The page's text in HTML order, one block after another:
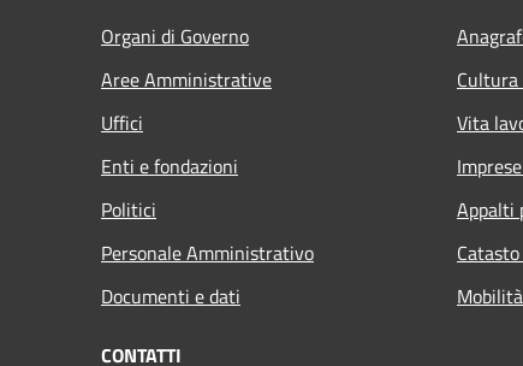
Organi di Governo
Aree Amministrative
Uffici
Enti e fondazioni
Politici
Personale Amministrativo
Documenti e dati
Vita
Appalti
CONTATTI